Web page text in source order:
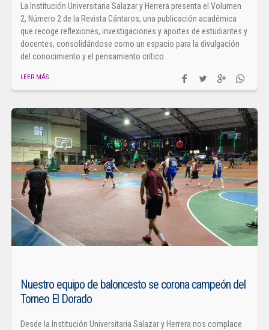
La Institución Universitaria Salazar y Herrera presenta el Volumen
2, Número 2 de la Revista Cántaros, una publicación académica
que recoge reflexiones, investigaciones y aportes de estudiantes y
docentes, consolidándose como un espacio para la divulgación
del conocimiento y el pensamiento crítico.
LEER MÁS
Nuestro equipo de baloncesto se corona campeón del
Torneo El Dorado
Desde la Institución Universitaria Salazar y Herrera nos complace